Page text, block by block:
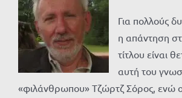
Για πολλούς
η απάντηση
τίτλου είναι
αυτή του
«φιλάνθρωπου» Τζώρτζ Σόρος, ενώ